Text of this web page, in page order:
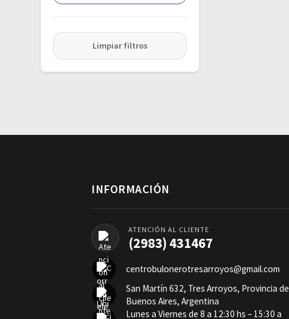
Limpiar filtros
INFORMACIÓN
ATENCIÓN AL CLIENTE
(2983) 431467
centrobulonerotresarroyos@gmail.com
San Martín 632, Tres Arroyos, Provincia de
Buenos Aires, Argentina
Lunes a Viernes de 8 a 12:30 hs – 15:30 a